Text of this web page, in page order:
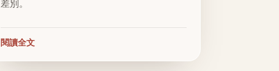
差別。
閱讀全文